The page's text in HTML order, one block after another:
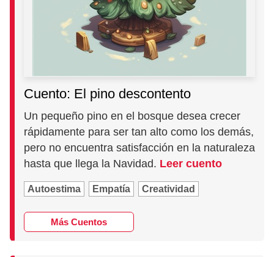
Cuento: El pino descontento
Un pequeño pino en el bosque desea crecer
rápidamente para ser tan alto como los demás,
pero no encuentra satisfacción en la naturaleza
hasta que llega la Navidad. Leer cuento
Autoestima Empatía Creatividad
Más Cuentos